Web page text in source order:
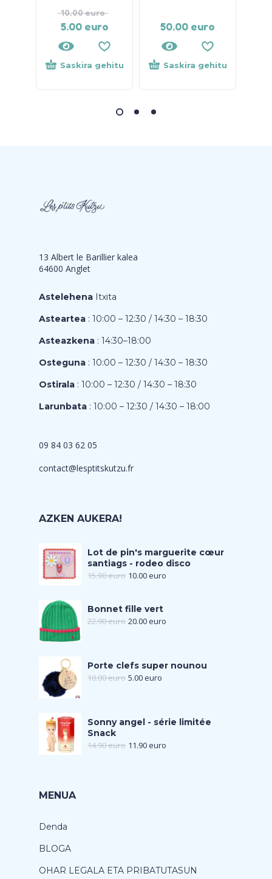
10.00euro
5.00 euro
Saskira gehitu
50.00 euro
Saskira gehitu
13 Albert le Barillier kalea
64600 Anglet
Astelehena Itxita
Asteartea : 10:00 – 12:30 / 14:30 – 18:30
Asteazkena : 14:30–18:00
Osteguna : 10:00 – 12:30 / 14:30 – 18:30
Ostirala : 10:00 – 12:30 / 14:30 – 18:30
Larunbata : 10:00 – 12:30 / 14:30 – 18:00
09 84 03 62 05
contact@lesptitskutzu.fr
AZKEN AUKERA!
Lot de pin's marguerite cœur
santiags - rodeo disco
15.90euro 10.00euro
Bonnet fille vert
22.90euro 20.00euro
Porte clefs super nounou
10.00euro 5.00euro
Sonny angel - série limitée
Snack
14.90euro 11.90euro
MENUA
Denda
BLOGA
OHAR LEGALA ETA PRIBATUTASUN